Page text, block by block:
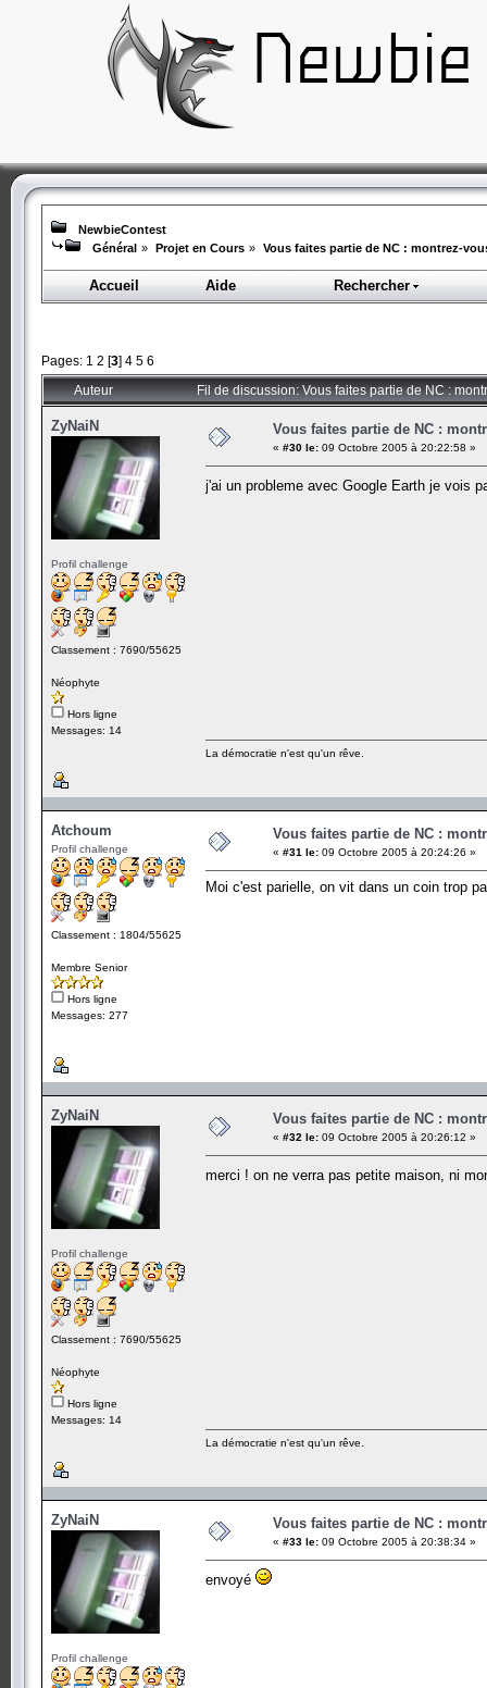
NewbieContest
Général » Projet en Cours » Vous faites partie de NC : montrez-
Accueil Aide Rechercher
Pages: 1 2 [3] 4 5 6
Auteur Fil de discussion: Vous faites partie de NC :
ZyNaiN
Profil challenge
Classement : 7690/55625
Néophyte
Hors ligne
Messages: 14
Vous faites partie de NC :
« #30 le: 09 Octobre 2005 à 20:22:58 »
j'ai un probleme avec Google Earth je vois
La démocratie n'est qu'un rêve.
Atchoum
Profil challenge
Classement : 1804/55625
Membre Senior
Hors ligne
Messages: 277
Vous faites partie de NC :
« #31 le: 09 Octobre 2005 à 20:24:26 »
Moi c'est parielle, on vit dans un coin trop
ZyNaiN
Profil challenge
Classement : 7690/55625
Néophyte
Hors ligne
Messages: 14
Vous faites partie de NC :
« #32 le: 09 Octobre 2005 à 20:26:12 »
merci ! on ne verra pas petite maison, ni
La démocratie n'est qu'un rêve.
ZyNaiN
Profil challenge
Vous faites partie de NC :
« #33 le: 09 Octobre 2005 à 20:38:34 »
envoyé